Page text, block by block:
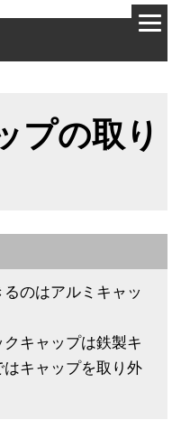
プの取り
のはアルミキャッ
キャップは鉄製キ
キャップを取り外